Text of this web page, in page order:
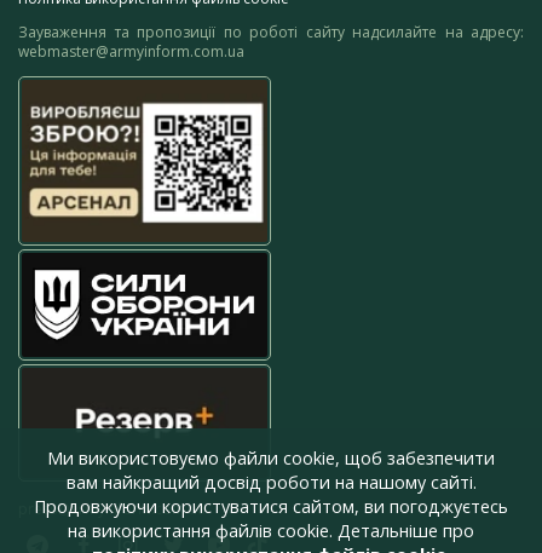
Зауваження та пропозиції по роботі сайту надсилайте на адресу:
webmaster@armyinform.com.ua
press@armyinform.com.ua
Ми використовуємо файли cookie, щоб забезпечити
вам найкращий досвід роботи на нашому сайті.
Продовжуючи користуватися сайтом, ви погоджуєтесь
на використання файлів cookie. Детальніше про